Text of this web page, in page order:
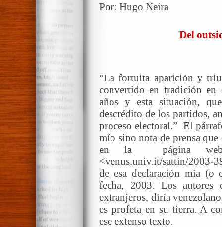
Por: Hugo Neira
Del
“La fortuita aparición y
convertido en tradición en
años y esta situación,
descrédito de los partidos,
proceso electoral.” El
mío sino nota de prensa
en la página web
<venus.univ.it/sattin/2003-
de esa declaración mía (o
fecha, 2003. Los autores
extranjeros, diría
es profeta en su tierra. A
ese extenso texto.